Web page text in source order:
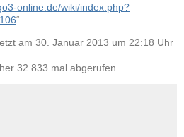
online.de/wiki/index.php?
“
am 30. Januar 2013 um 22:18 Uhr
32.833 mal abgerufen.